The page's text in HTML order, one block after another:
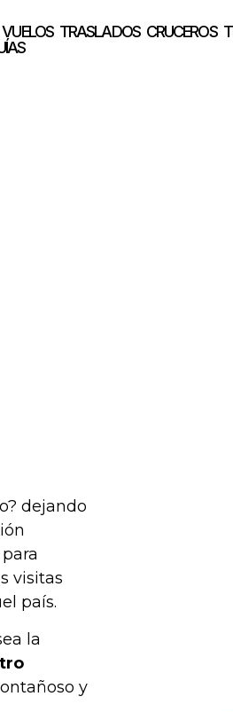
VUELOS TRASLADOS CRUCEROS
dejando
visitas
país.
la
y